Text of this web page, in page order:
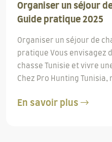
Organiser un séjour
Guide pratique 2025
Organiser un séjour de
pratique Vous envisagez
chasse Tunisie et vivre
Chez Pro Hunting
En savoir plus